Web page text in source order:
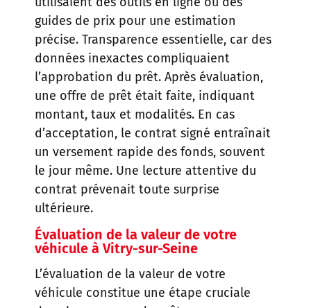
guides de prix pour une estimation
précise. Transparence essentielle, car des
données inexactes compliquaient
l’approbation du prêt. Après évaluation,
une offre de prêt était faite, indiquant
montant, taux et modalités. En cas
d’acceptation, le contrat signé entraînait
un versement rapide des fonds, souvent
le jour même. Une lecture attentive du
contrat prévenait toute surprise
ultérieure.
Évaluation de la valeur de votre
véhicule à Vitry-sur-Seine
L’évaluation de la valeur de votre
véhicule constitue une étape cruciale